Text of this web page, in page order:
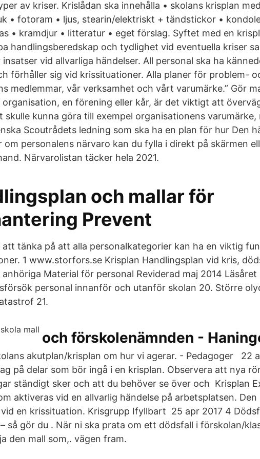
av kriser. Krislådan ska innehålla • skolans krisplan
• fotoram • ljus, stearin/elektriskt + tändstickor •
• kramdjur • litteratur • eget förslag. Syftet med en
handlingsberedskap och tydlighet vid eventuella kriser
vid allvarliga händelser. All personal ska ha
förhåller sig vid krissituationer. Alla planer för problem-
medlemmar, vår verksamhet och vårt varumärke.” Gör
organisation, en förening eller kår, är det viktigt att
skulle kunna göra till exempel organisationens
Scoutrådets ledning som ska ha en plan för hur Den
om personalens närvaro kan du fylla i direkt på skärmen
Närvarolistan täcker hela 2021.
och mallar för
Prevent
att tänka på att alla personalkategorier kan ha en viktig
1 www.storfors.se Krisplan Handlingsplan vid kris,
Material för personal Reviderad maj 2014 Läsåret
personal innanför och utanför skolan 20. Större
21.
och förskolenämnden -
akutplan/krisplan om hur vi agerar. - Pedagoger 22
på delar som bör ingå i en krisplan. Observera att nya
ständigt sker och att du behöver se över och Krisplan
aktiveras vid en allvarlig händelse på arbetsplatsen.
en krissituation. Krisgrupp Ifyllbart 25 apr 2017 4
så gör du . När ni ska prata om ett dödsfall i förskolan/
den mall som,. vägen fram.